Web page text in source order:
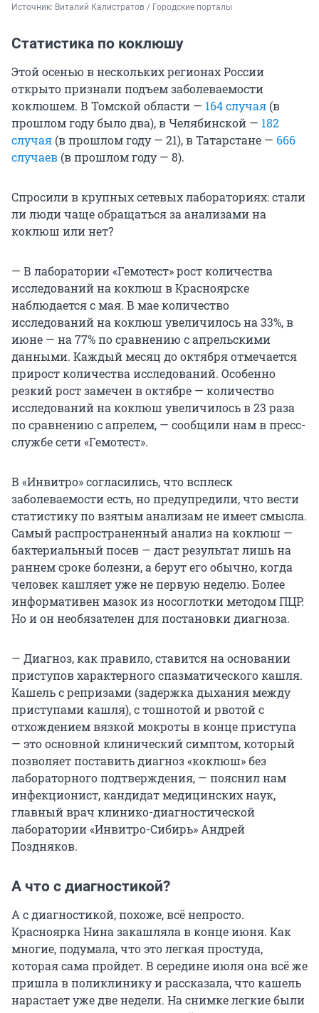
Источник: Виталий Калистратов / Городские порталы
Статистика по коклюшу
Этой осенью в нескольких регионах России
открыто признали подъем заболеваемости
коклюшем. В Томской области — 164 случая (в
прошлом году было два), в Челябинской — 182
случая (в прошлом году — 21), в Татарстане — 666
случаев (в прошлом году — 8).
Спросили в крупных сетевых лабораториях: стали
ли люди чаще обращаться за анализами на
коклюш или нет?
— В лаборатории «Гемотест» рост количества
исследований на коклюш в Красноярске
наблюдается с мая. В мае количество
исследований на коклюш увеличилось на 33%, в
июне — на 77% по сравнению с апрельскими
данными. Каждый месяц до октября отмечается
прирост количества исследований. Особенно
резкий рост замечен в октябре — количество
исследований на коклюш увеличилось в 23 раза
по сравнению с апрелем, — сообщили нам в пресс-
службе сети «Гемотест».
В «Инвитро» согласились, что всплеск
заболеваемости есть, но предупредили, что вести
статистику по взятым анализам не имеет смысла.
Самый распространенный анализ на коклюш —
бактериальный посев — даст результат лишь на
раннем сроке болезни, а берут его обычно, когда
человек кашляет уже не первую неделю. Более
информативен мазок из носоглотки методом ПЦР.
Но и он необязателен для постановки диагноза.
— Диагноз, как правило, ставится на основании
приступов характерного спазматического кашля.
Кашель с репризами (задержка дыхания между
приступами кашля), с тошнотой и рвотой с
отхождением вязкой мокроты в конце приступа
— это основной клинический симптом, который
позволяет поставить диагноз «коклюш» без
лабораторного подтверждения, — пояснил нам
инфекционист, кандидат медицинских наук,
главный врач клинико-диагностической
лаборатории «Инвитро-Сибирь» Андрей
Поздняков.
А что с диагностикой?
А с диагностикой, похоже, всё непросто.
Красноярка Нина закашляла в конце июня. Как
многие, подумала, что это легкая простуда,
которая сама пройдет. В середине июля она всё же
пришла в поликлинику и рассказала, что кашель
нарастает уже две недели. На снимке легкие были